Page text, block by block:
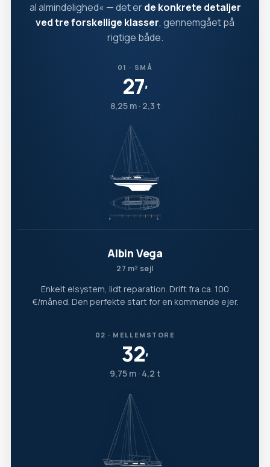
al almindelighed« — det erde konkrete detaljer
ved tre forskellige klasser, gennemgået på
rigtige både.
01 · SMÅ
27′
8,25 m · 2,3 t
Albin Vega
27 m² sejl
Enkelt elsystem, lidt reparation. Drift fra ca. 100
€/måned. Den perfekte start for en kommende ejer.
02 · MELLEMSTORE
32′
9,75 m · 4,2 t